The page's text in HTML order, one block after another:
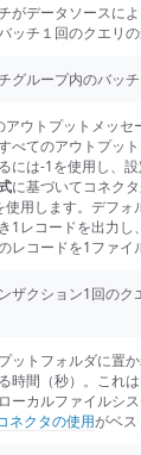
がデータソースに
ッチ１回のクエリの
グループ内のバッチ
アウトプットメッセ
べてのアウトプッ
には-1を使用し、
に基づいてコネク
使用します。デフォ
1レコードを出力し
レコードを1ファイ
ザクション1回のク
ットフォルダに置
時間（秒）。これ
ーカルファイルシ
ネクタの使用がベス